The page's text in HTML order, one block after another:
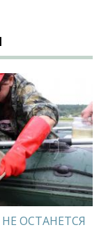
ОСТАНЕТСЯ